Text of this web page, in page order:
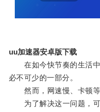
uu加速器安卓版下载
在如今快节奏的生活中
必不可少的一部分。
然而，网速慢、卡顿等
为了解决这一问题，可